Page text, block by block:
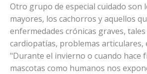
Otro grupo de especial cuidado son
mayores, los cachorros y aquellos
enfermedades crónicas graves,
cardiopatías, problemas articulares,
"Durante el invierno o cuando hace
mascotas como humanos nos